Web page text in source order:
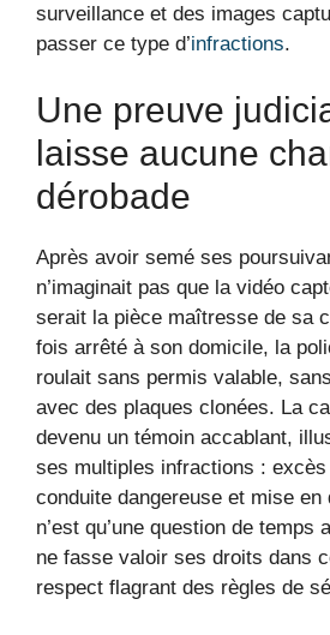
surveillance et des images
passer ce type d’infractions.
Une preuve
laisse aucune
dérobade
Après avoir semé ses
n’imaginait pas que la vidéo
serait la pièce maîtresse de sa
fois arrêté à son domicile, la
roulait sans permis valable,
avec des plaques clonées. La
devenu un témoin accablant,
ses multiples infractions :
conduite dangereuse et mise en
n’est qu’une question de temps
ne fasse valoir ses droits dans
respect flagrant des règles de